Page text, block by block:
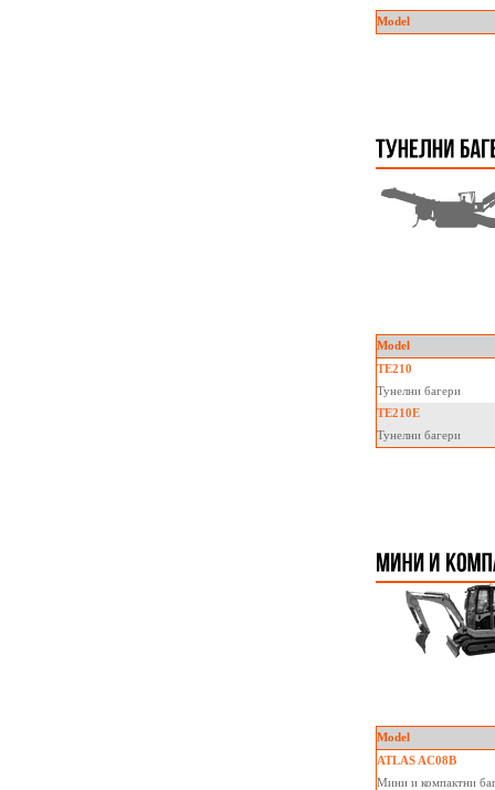
Model
Model
TE210
Тунелни багери
TE210E
Тунелни багери
Model
ATLAS AC08B
Мини и компактни